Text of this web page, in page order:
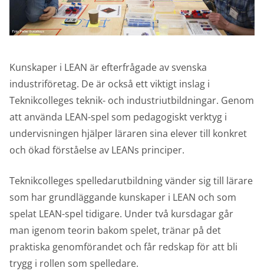
Kunskaper i LEAN är efterfrågade av svenska
industriföretag. De är också ett viktigt inslag i
Teknikcolleges teknik- och industriutbildningar. Genom
att använda LEAN-spel som pedagogiskt verktyg i
undervisningen hjälper läraren sina elever till konkret
och ökad förståelse av LEANs principer.
Teknikcolleges spelledarutbildning vänder sig till lärare
som har grundläggande kunskaper i LEAN och som
spelat LEAN-spel tidigare. Under två kursdagar går
man igenom teorin bakom spelet, tränar på det
praktiska genomförandet och får redskap för att bli
trygg i rollen som spelledare.